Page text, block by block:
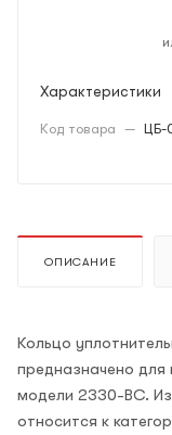
Характеристики
Код товара — ЦБ-
ОПИСАНИЕ
Кольцо
предназначено для
модели 2330-BC.
относится к